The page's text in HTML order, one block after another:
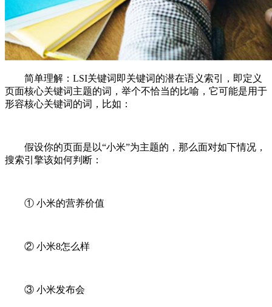
简单理解：LSI关键词即关键词的潜在语义索引，即定义
页面核心关键词主题的词，举个不恰当的比喻，它可能是用于
形容核心关键词的词，比如：
假设你的页面是以“小米”为主题的，那么面对如下情况，
搜索引擎该如何判断：
① 小米的营养价值
② 小米8怎么样
③ 小米发布会